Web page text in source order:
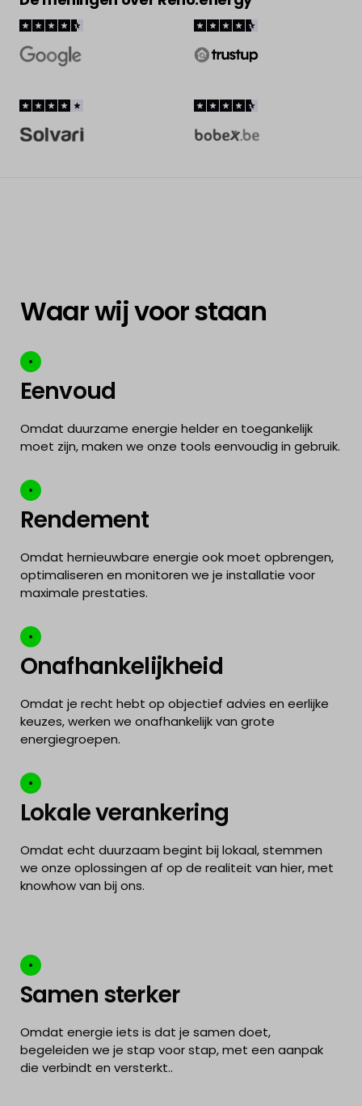
Waar wij voor staan
Eenvoud
Omdat duurzame energie helder en toegankelijk
moet zijn, maken we onze tools eenvoudig in gebruik.
Rendement
Omdat hernieuwbare energie ook moet opbrengen,
optimaliseren en monitoren we je installatie voor
maximale prestaties.
Onafhankelijkheid
Omdat je recht hebt op objectief advies en eerlijke
keuzes, werken we onafhankelijk van grote
energiegroepen.
Lokale verankering
Omdat echt duurzaam begint bij lokaal, stemmen
we onze oplossingen af op de realiteit van hier, met
knowhow van bij ons.
Samen sterker
Omdat energie iets is dat je samen doet,
begeleiden we je stap voor stap, met een aanpak
die verbindt en versterkt..